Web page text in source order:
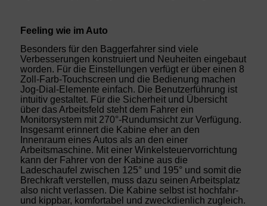
Feeling wie im Auto
Besonders für den Baggerfahrer sind viele
Verbesserungen konstruiert und Neuheiten eingebaut
worden. Für die Einstellungen verfügt er über einen 8
Zoll-Farb-Touchscreen und die Bedienung machen
Jog-Dial-Elemente einfach. Die Benutzerführung ist
intuitiv gestaltet. Für die Sicherheit und Übersicht
über das Arbeitsfeld steht dem Fahrer ein
Monitorsystem mit 270°-Rundumsicht zur Verfügung.
Insgesamt erinnert die Kabine eher an den
Innenraum eines Autos als an den einer
Arbeitsmaschine. Mit einer Winkelsteuervorrichtung
kann der Fahrer von der Kabine aus die
Ladeschaufel zwischen 125° und 195° und somit die
Brechkraft verstellen, muss dazu seinen Arbeitsplatz
also nicht verlassen. Die Kabine selbst ist hochfahr-
und kippbar, komfortabel und zweckdienlich zugleich.